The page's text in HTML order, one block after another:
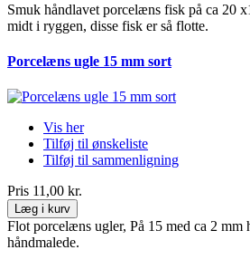
Smuk håndlavet porcelæns fisk på ca 20
midt i ryggen, disse fisk er så flotte.
Porcelæns ugle 15 mm sort
Vis her
Tilføj til ønskeliste
Tilføj til sammenligning
Pris 11,00 kr.
Læg i kurv
Flot porcelæns ugler, På 15 med ca 2 mm
håndmalede.